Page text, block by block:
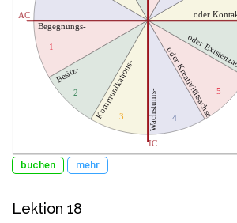
buchen mehr
Lektion 18